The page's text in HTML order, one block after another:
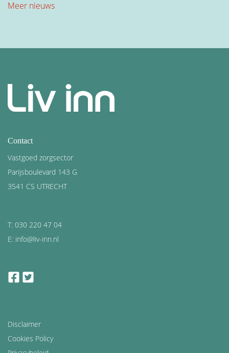
Meer nieuws
Contact
Vastgoed zorgsector
Parijsboulevard 143 G
3541 CS UTRECHT
T: 030 220 47 04
E: info@liv-inn.nl
facebook
Disclaimer
Cookies Policy